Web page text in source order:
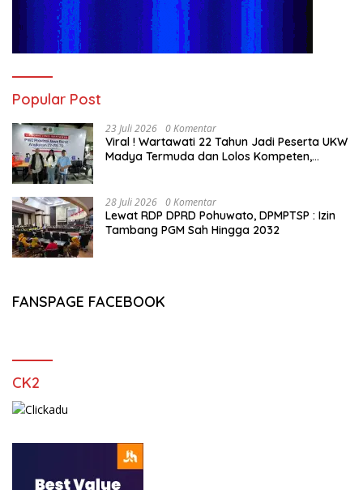
Popular Post
23 Juli 2026 0 Komentar
Viral ! Wartawati 22 Tahun Jadi Peserta UKW
Madya Termuda dan Lolos Kompeten,
28 Juli 2026 0 Komentar
Lewat RDP DPRD Pohuwato, DPMPTSP : Izin
Tambang PGM Sah Hingga 2032
FANSPAGE FACEBOOK
CK2